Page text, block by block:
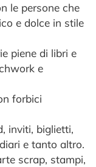
le persone che
e dolce in stile
piene di libri e
e
forbici
inviti, biglietti,
e tanto altro.
scrap, stampi,